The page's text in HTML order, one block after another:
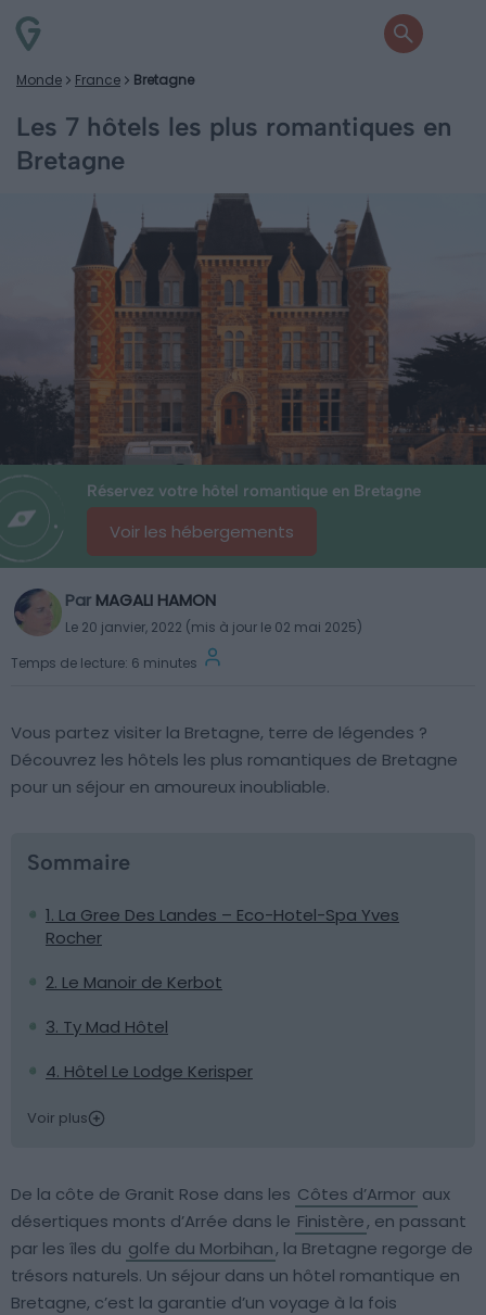
Monde France Bretagne
Les 7 hôtels les plus romantiques en
Bretagne
Réservez votre hôtel romantique en Bretagne
Voir les hébergements
Par MAGALI HAMON
Le 20 janvier, 2022 (mis à jour le 02 mai 2025)
Temps de lecture: 6 minutes
Vous partez visiter la Bretagne, terre de légendes ?
Découvrez les hôtels les plus romantiques de Bretagne
pour un séjour en amoureux inoubliable.
Sommaire
1. La Gree Des Landes – Eco-Hotel-Spa Yves
Rocher
2. Le Manoir de Kerbot
3. Ty Mad Hôtel
4. Hôtel Le Lodge Kerisper
Voir plus
De la côte de Granit Rose dans les Côtes d’Armor aux
désertiques monts d’Arrée dans le Finistère, en passant
par les îles du golfe du Morbihan, la Bretagne regorge de
trésors naturels. Un séjour dans un hôtel romantique en
Bretagne, c’est la garantie d’un voyage à la fois